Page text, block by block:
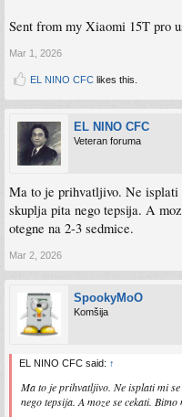
Sent from my Xiaomi 15T pro
Mar 1, 2026
EL NINO CFC likes this.
EL NINO CFC
Veteran foruma
Ma to je prihvatljivo. Ne isplati
skuplja pita nego tepsija. A
otegne na 2-3 sedmice.
Mar 2, 2026
SpookyMoO
Komšija
EL NINO CFC said: ↑
Ma to je prihvatljivo. Ne isplati mi
nego tepsija. A moze se cekati.